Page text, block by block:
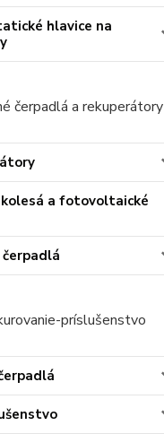
hlavice na
čerpadlá a rekuperátory
kolesá a fotovoltaické
príslušenstvo